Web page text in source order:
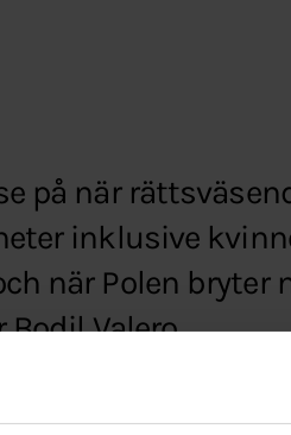
på när
inklusive
när Polen bryter
Valero.